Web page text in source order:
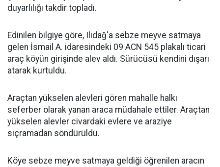
duyarlılığı takdir topladı.
Edinilen bilgiye göre, Ilıdağ'a sebze meyve satmaya
gelen İsmail A. idaresindeki 09 ACN 545 plakalı ticari
araç köyün girişinde alev aldı. Sürücüsü kendini dışarı
atarak kurtuldu.
Araçtan yükselen alevleri gören mahalle halkı
seferber olarak yanan araca müdahale ettiler. Araçtan
yükselen alevler civardaki evlere ve araziye
sıçramadan söndürüldü.
Köye sebze meyve satmaya geldiği öğrenilen aracın